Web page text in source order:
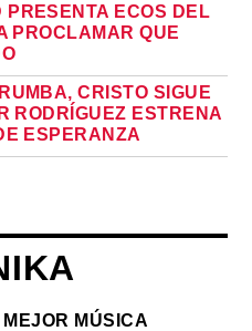
ECOS DEL
PROCLAMAR QUE
CRISTO SIGUE
RODRÍGUEZ ESTRENA
ESPERANZA
MÚSICA